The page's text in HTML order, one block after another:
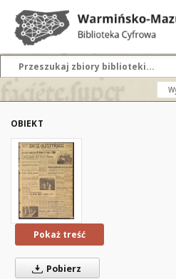
OBIEKT
Pokaż treść
Pobierz